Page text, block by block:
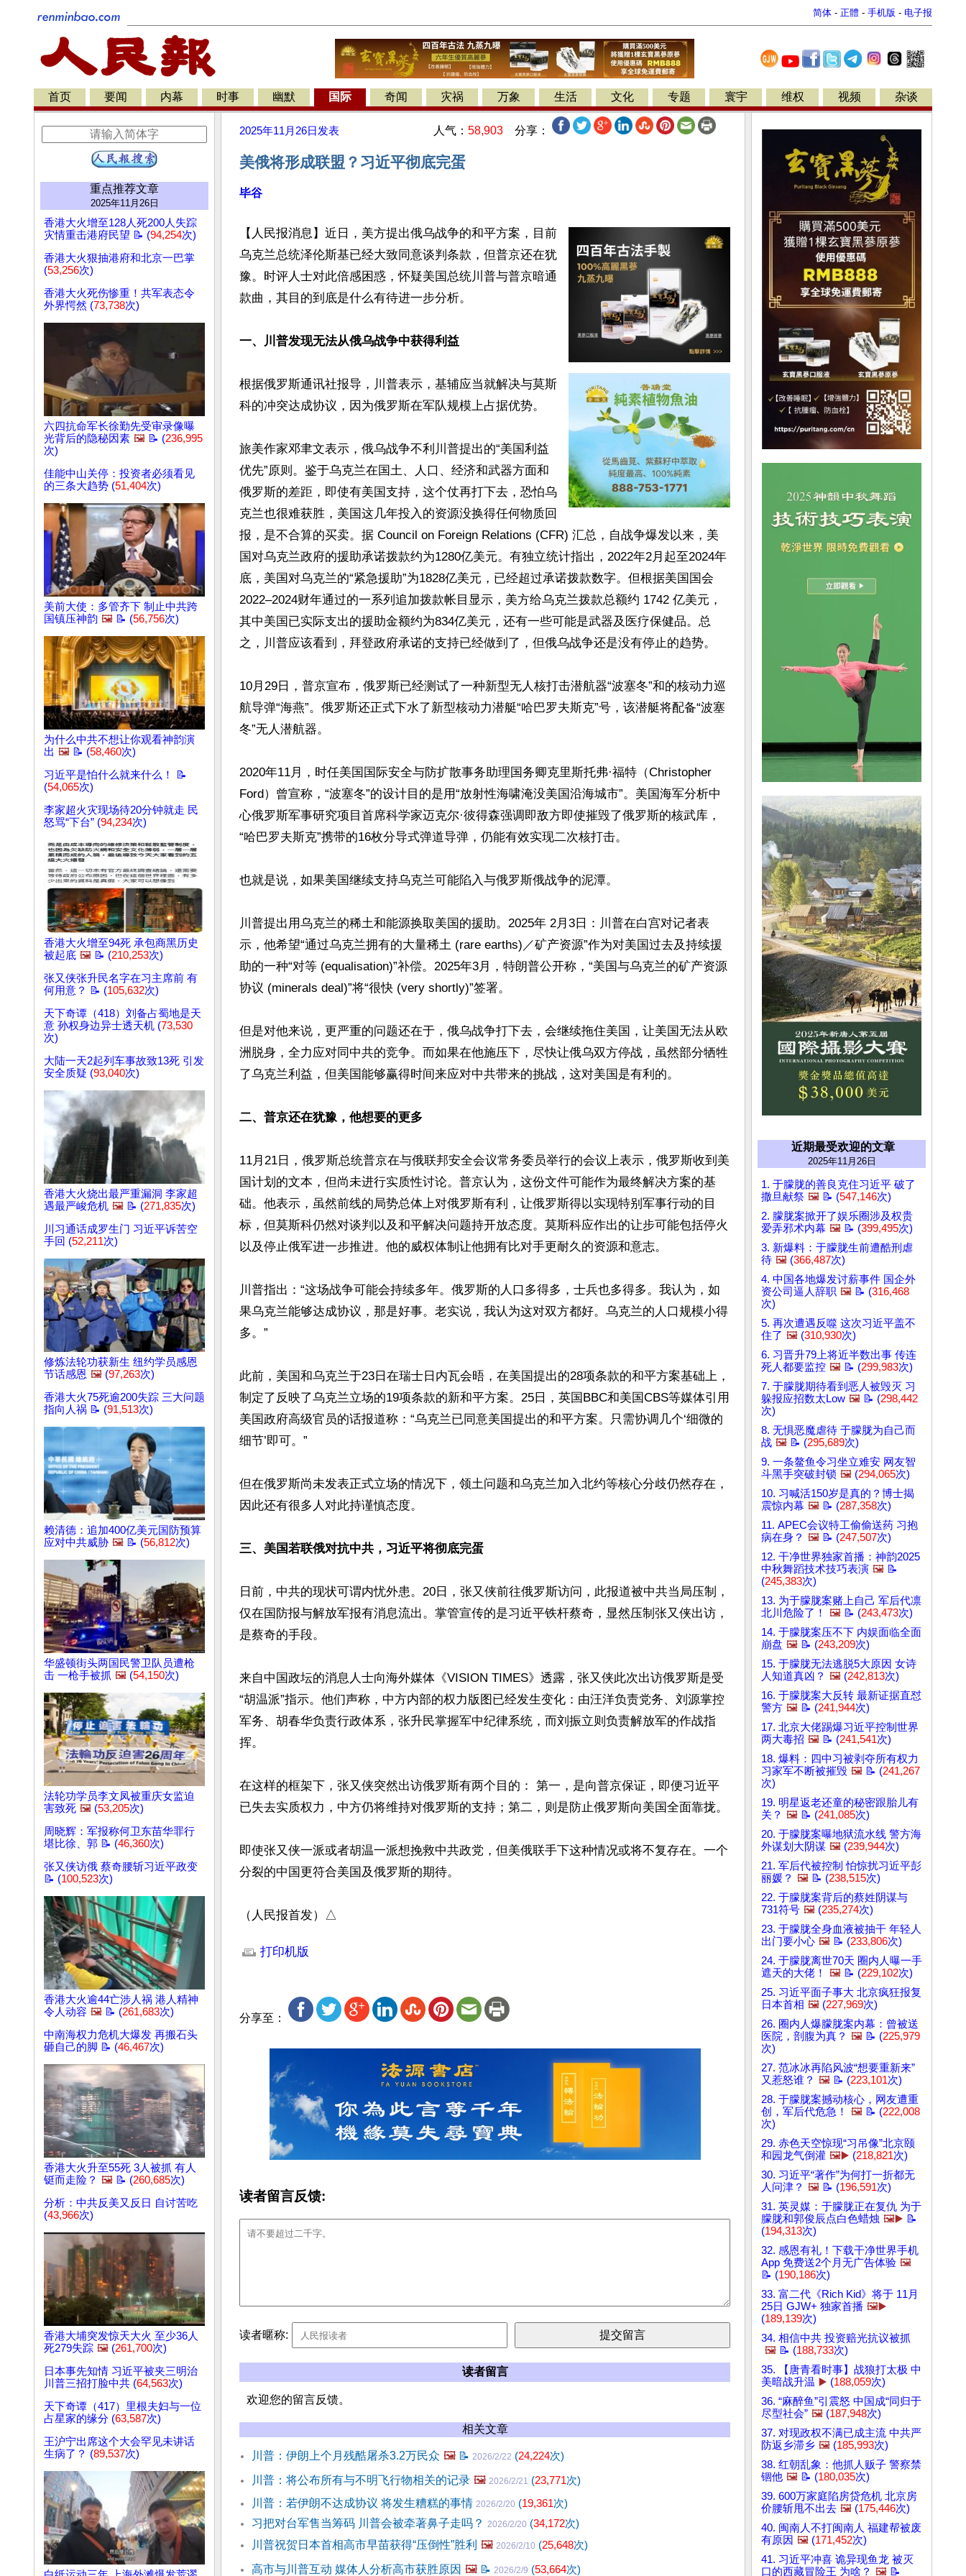
简体 - 正體 - 手机版 - 电子报
首页 要闻 内幕 时事 幽默 国际 奇闻 灾祸 万象 生活 文化 专题 寰宇 维权 视频 杂谈
重点推荐文章
2025年11月26日
香港大火增至128人死200人失踪
灾情重击港府民望 📝 (94,254次)
香港大火狠抽港府和北京一巴掌
(53,256次)
香港大火死伤惨重！共军表态令
外界愕然 (73,738次)
六四抗命军长徐勤先受审录像曝
光背后的隐秘因素 🖼️ 📝 (236,995
次)
佳能中山关停：投资者必须看见
的三条大趋势 (51,404次)
美前大使：多管齐下 制止中共跨
国镇压神韵 🖼️ 📝 (56,756次)
为什么中共不想让你观看神韵演
出 🖼️ 📝 (58,460次)
习近平是怕什么就来什么！ 📝
(54,065次)
李家超火灾现场待20分钟就走 民
怒骂“下台” (94,234次)
香港大火增至94死 承包商黑历史
被起底 🖼️ 📝 (210,253次)
张又侠张升民名字在习主席前 有
何用意？ 📝 (105,632次)
天下奇谭（418）刘备占蜀地是天
意 孙权身边异士透天机 (73,530
次)
大陆一天2起列车事故致13死 引发
安全质疑 (93,040次)
香港大火烧出最严重漏洞 李家超
遇最严峻危机 🖼️ 📝 (271,835次)
川习通话成罗生门 习近平诉苦空
手回 (52,211次)
修炼法轮功获新生 纽约学员感恩
节话感恩 🖼️ (97,263次)
香港大火75死逾200失踪 三大问题
指向人祸 📝 (91,513次)
赖清德：追加400亿美元国防预算
应对中共威胁 🖼️ 📝 (56,812次)
华盛顿街头两国民警卫队员遭枪
击 一枪手被抓 🖼️ (54,150次)
法轮功学员李文凤被重庆女监迫
害致死 🖼️ (53,205次)
周晓辉：军报称何卫东苗华罪行
堪比徐、郭 📝 (46,360次)
张又侠访俄 蔡奇腰斩习近平政变
📝 (100,523次)
香港大火逾44亡涉人祸 港人精神
令人动容 🖼️ 📝 (261,683次)
中南海权力危机大爆发 再搬石头
砸自己的脚 📝 (46,467次)
香港大火升至55死 3人被抓 有人
铤而走险？ 🖼️ 📝 (260,685次)
分析：中共反美又反日 自讨苦吃
(43,966次)
香港大埔突发惊天大火 至少36人
死279失踪 🖼️ (261,700次)
日本事先知情 习近平被夹三明治
川普三招打脸中共 (64,563次)
天下奇谭（417）里根夫妇与一位
占星家的缘分 (63,587次)
王沪宁出席这个大会罕见未讲话
生病了？ (89,537次)
2025年11月26日 发表 人气： 58,903 分享：
美俄将形成联盟？习近平彻底完蛋
毕谷
【人民报消息】近日，美方提出俄乌战争的和平方案，目前
乌克兰总统泽伦斯基已经大致同意谈判条款，但普京还在犹
豫。时评人士对此倍感困惑，怀疑美国总统川普与普京暗通
款曲，其目的到底是什么有待进一步分析。
一、川普发现无法从俄乌战争中获得利益
根据俄罗斯通讯社报导，川普表示，基辅应当就解决与莫斯
科的冲突达成协议，因为俄罗斯在军队规模上占据优势。
旅美作家邓聿文表示，俄乌战争不利川普提出的“美国利益
优先”原则。鉴于乌克兰在国土、人口、经济和武器方面和
俄罗斯的差距，即使有美国支持，这个仗再打下去，恐怕乌
克兰也很难获胜，美国这几年投入的资源没换得任何物质回
报，是不合算的买卖。据 Council on Foreign Relations (CFR) 汇总，自战争爆发以来，美
国对乌克兰政府的援助承诺拨款约为1280亿美元。有独立统计指出，2022年2月起至2024年
底，美国对乌克兰的“紧急援助”为1828亿美元，已经超过承诺拨款数字。但根据美国国会
2022–2024财年通过的一系列追加拨款帐目显示，美方给乌克兰拨款总额约 1742 亿美元，
其中美国已实际支出的援助金额约为834亿美元，还有一些可能是武器及医疗保健品。总
之，川普应该看到，拜登政府承诺的支持已经做到了，但俄乌战争还是没有停止的趋势。
10月29日，普京宣布，俄罗斯已经测试了一种新型无人核打击潜航器“波塞冬”和的核动力巡
航导弹“海燕”。俄罗斯还正式下水了新型核动力潜艇“哈巴罗夫斯克”号，该潜艇将配备“波塞
冬”无人潜航器。
2020年11月，时任美国国际安全与防扩散事务助理国务卿克里斯托弗·福特（Christopher
Ford）曾宣称，“波塞冬”的设计目的是用“放射性海啸淹没美国沿海城市”。美国海军分析中
心俄罗斯军事研究项目首席科学家迈克尔·彼得森强调即敌方即使摧毁了俄罗斯的核武库，
“哈巴罗夫斯克”携带的16枚分导式弹道导弹，仍能有效实现二次核打击。
也就是说，如果美国继续支持乌克兰可能陷入与俄罗斯俄战争的泥潭。
川普提出用乌克兰的稀土和能源换取美国的援助。2025年 2月3日：川普在白宫对记者表
示，他希望“通过乌克兰拥有的大量稀土 (rare earths)／矿产资源”作为对美国过去及持续援
助的一种“对等 (equalisation)”补偿。2025年3月，特朗普公开称，“美国与乌克兰的矿产资源
协议 (minerals deal)”将“很快 (very shortly)”签署。
但是对他来说，更严重的问题还在于，俄乌战争打下去，会继续拖住美国，让美国无法从欧
洲脱身，全力应对同中共的竞争。而如果在他施压下，尽快让俄乌双方停战，虽然部分牺牲
了乌克兰利益，但美国能够赢得时间来应对中共带来的挑战，这对美国是有利的。
二、普京还在犹豫，他想要的更多
11月21日，俄罗斯总统普京在与俄联邦安全会议常务委员举行的会议上表示，俄罗斯收到美
国计划的文本，但尚未进行实质性讨论。普京认为，这份文件可能作为最终解决方案的基
础。他表示，虽然前线的局势总体上对俄罗斯有利，让俄罗斯得以实现特别军事行动的目
标，但莫斯科仍然对谈判以及和平解决问题持开放态度。莫斯科应作出的让步可能包括停火
以及停止俄军进一步推进。他的威权体制让他拥有比对手更耐久的资源和意志。
川普指出：“这场战争可能会持续多年。俄罗斯的人口多得多，士兵也多得多。我认为，如
果乌克兰能够达成协议，那是好事。老实说，我认为这对双方都好。乌克兰的人口规模小得
多。”
此前，美国和乌克兰于23日在瑞士日内瓦会晤，在美国提出的28项条款的和平方案基础上，
制定了反映了乌克兰立场的19项条款的新和平方案。25日，英国BBC和美国CBS等媒体引用
美国政府高级官员的话报道称：“乌克兰已同意美国提出的和平方案。只需协调几个‘细微的
细节’即可。”
但在俄罗斯尚未发表正式立场的情况下，领土问题和乌克兰加入北约等核心分歧仍然存在，
因此还有很多人对此持谨慎态度。
三、美国若联俄对抗中共，习近平将彻底完蛋
日前，中共的现状可谓内忧外患。20日，张又侠前往俄罗斯访问，此报道被中共当局压制，
仅在国防报与解放军报有消息流出。掌管宣传的是习近平铁杆蔡奇，显然压制张又侠出访，
是蔡奇的手段。
来自中国政坛的消息人士向海外媒体《VISION TIMES》透露，张又侠此次出访俄罗斯是受
“胡温派”指示。他们声称，中方内部的权力版图已经发生变化：由汪洋负责党务、刘源掌控
军务、胡春华负责行政体系，张升民掌握军中纪律系统，而刘振立则负责解放军的作战指
挥。
在这样的框架下，张又侠突然出访俄罗斯有两个目的： 第一，是向普京保证，即便习近平
已失去实质权力，中方仍将维持对俄罗斯的支持；第二，则是防止俄罗斯向美国全面靠拢。
即使张又侠一派或者胡温一派想挽救中共政党，但美俄联手下这种情况或将不复存在。一个
分裂的中国更符合美国及俄罗斯的期待。
（人民报首发）△
打印机版
分享至：
读者留言反馈:
读者暱称:
读者留言
欢迎您的留言反馈。
相关文章
川普：伊朗上个月残酷屠杀3.2万民众 🖼️ 📝 2026/2/22 (24,224次)
川普：将公布所有与不明飞行物相关的记录 🖼️ 2026/2/21 (23,771次)
川普：若伊朗不达成协议 将发生糟糕的事情 2026/2/20 (19,361次)
习把对台军售当筹码 川普会被牵著鼻子走吗？ 2026/2/20 (34,172次)
川普祝贺日本首相高市早苗获得“压倒性”胜利 🖼️ 2026/2/10 (25,648次)
高市与川普互动 媒体人分析高市获胜原因 🖼️ 📝 2026/2/9 (53,664次)
近期最受欢迎的文章
2025年11月26日
1. 于朦胧的善良克住习近平 破了
撒旦献祭 🖼️ 📝 (547,146次)
2. 朦胧案掀开了娱乐圈涉及权贵
爱弄邪术内幕 🖼️ 📝 (399,495次)
3. 新爆料：于朦胧生前遭酷刑虐
待 🖼️ (366,487次)
4. 中国各地爆发讨薪事件 国企外
资公司逼人辞职 🖼️ 📝 (316,468
次)
5. 再次遭遇反噬 这次习近平盖不
住了 🖼️ (310,930次)
6. 习晋升79上将近半数出事 传连
死人都要监控 🖼️ 📝 (299,983次)
7. 于朦胧期待看到恶人被毁灭 习
躲报应招数太Low 🖼️ 📝 (298,442
次)
8. 无惧恶魔虐待 于朦胧为自己而
战 🖼️ 📝 (295,689次)
9. 一条鳌鱼令习坐立难安 网友智
斗黑手突破封锁 🖼️ (294,065次)
10. 习喊活150岁是真的？博士揭
震惊内幕 🖼️ 📝 (287,358次)
11. APEC会议特工偷偷送药 习抱
病在身？ 🖼️ 📝 (247,507次)
12. 干净世界独家首播：神韵2025
中秋舞蹈技术技巧表演 🖼️ 📝
(245,383次)
13. 为于朦胧案赌上自己 军后代凛
北川危险了！
🖼️ 📝 (243,473次)
14. 于朦胧案压不下 内娱面临全面
崩盘 🖼️ 📝 (243,209次)
15. 于朦胧无法逃脱5大原因 女诗
人知道真凶？ 🖼️ (242,813次)
16. 于朦胧案大反转 最新证据直怼
警方 🖼️ 📝 (241,944次)
17. 北京大佬踢爆习近平控制世界
两大毒招 🖼️ 📝 (241,541次)
18. 爆料：四中习被剥夺所有权力
习家军不断被摧毁 🖼️ 📝 (241,267
次)
19. 明星返老还童的秘密跟胎儿有
关？ 🖼️ 📝 (241,085次)
20. 于朦胧案曝地狱流水线 警方海
外谋划大阴谋 🖼️ (239,944次)
21. 军后代被控制 怕惊扰习近平彭
丽媛？ 🖼️ 📝 (238,515次)
22. 于朦胧案背后的蔡姓阴谋与
731符号 🖼️ (235,274次)
23. 于朦胧全身血液被抽干 年轻人
出门要小心 🖼️ 📝 (233,806次)
24. 于朦胧离世70天 圈内人曝一手
遮天的大佬！
🖼️ 📝 (229,102次)
25. 习近平面子事大 北京疯狂报复
日本首相 🖼️ (227,969次)
26. 圈内人爆朦胧案内幕：曾被送
医院，剖腹为真？ 🖼️ 📝 (225,979
次)
27. 范冰冰再陷风波“想要重新来”
又惹怒谁？ 🖼️ 📝 (223,101次)
28. 于朦胧案撼动核心，网友遭重
创，军后代危急！
🖼️ 📝 (222,008
次)
29. 赤色天空惊现“习吊像”北京颐
和园龙气倒灌 🖼️▶️ (218,821次)
30. 习近平“著作”为何打一折都无
人问津？ 🖼️ 📝 (196,591次)
31. 英灵媒：于朦胧正在复仇 为于
朦胧和郭俊辰点白色蜡烛 🖼️▶️ 📝
(194,313次)
32. 感恩有礼！下载干净世界手机
App 免费送2个月无广告体验 🖼️
📝 (190,186次)
33. 富二代《Rich Kid》将于 11月
25日 GJW+ 独家首播 🖼️▶️
(189,139次)
34. 相信中共 投资赔光抗议被抓
🖼️ 📝 (188,733次)
35. 【唐青看时事】战狼打太极 中
美暗战升温 ▶️ (188,059次)
36. “麻醉鱼”引震怒 中国成“同归于
尽型社会” 🖼️ (187,948次)
37. 对现政权不满已成主流 中共严
防返乡滞乡 🖼️ (185,993次)
38. 红朝乱象：他抓人贩子 警察禁
锢他 🖼️ 📝 (180,035次)
39. 600万家庭陷房贷危机 北京房
价腰斩甩不出去 🖼️ (175,446次)
40. 闽南人不打闽南人 福建帮被废
有原因 🖼️ (171,452次)
41. 习近平冲喜 诡异现鱼龙 被灭
口的西藏冒险王 为啥？ 🖼️ 📝